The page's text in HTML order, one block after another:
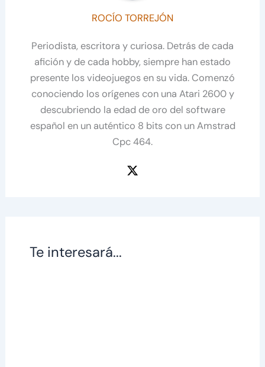
ROCÍO TORREJÓN
Periodista, escritora y curiosa. Detrás de cada
afición y de cada hobby, siempre han estado
presente los videojuegos en su vida. Comenzó
conociendo los orígenes con una Atari 2600 y
descubriendo la edad de oro del software
español en un auténtico 8 bits con un Amstrad
Cpc 464.
Te interesará...